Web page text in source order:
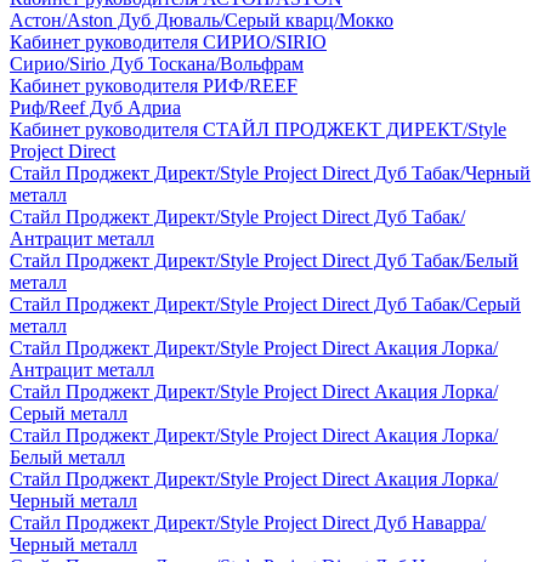
Астон/Aston Дуб Дюваль/Серый кварц/Мокко
Кабинет руководителя СИРИО/SIRIO
Сирио/Sirio Дуб Тоскана/Вольфрам
Кабинет руководителя РИФ/REEF
Риф/Reef Дуб Адриа
Кабинет руководителя СТАЙЛ ПРОДЖЕКТ ДИРЕКТ/Style
Project Direct
Стайл Проджект Директ/Style Project Direct Дуб Табак/Черный
металл
Стайл Проджект Директ/Style Project Direct Дуб Табак/
Антрацит металл
Стайл Проджект Директ/Style Project Direct Дуб Табак/Белый
металл
Стайл Проджект Директ/Style Project Direct Дуб Табак/Серый
металл
Стайл Проджект Директ/Style Project Direct Акация Лорка/
Антрацит металл
Стайл Проджект Директ/Style Project Direct Акация Лорка/
Серый металл
Стайл Проджект Директ/Style Project Direct Акация Лорка/
Белый металл
Стайл Проджект Директ/Style Project Direct Акация Лорка/
Черный металл
Стайл Проджект Директ/Style Project Direct Дуб Наварра/
Черный металл